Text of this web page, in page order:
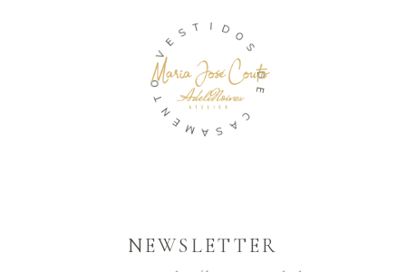
V E T I
D
S
E
C
A
S
A
M
E
N
T
O
NEWSLETTER